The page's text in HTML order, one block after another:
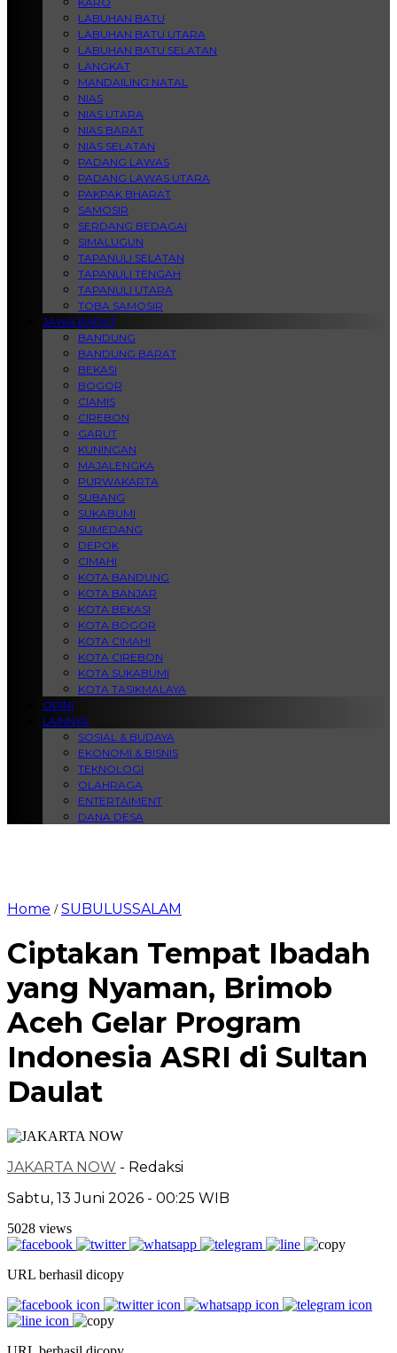
LABUHAN BATU
LABUHAN BATU UTARA
LABUHAN BATU SELATAN
LANGKAT
MANDAILING NATAL
NIAS
NIAS UTARA
NIAS BARAT
NIAS SELATAN
PADANG LAWAS
PADANG LAWAS UTARA
PAKPAK BHARAT
SAMOSIR
SERDANG BEDAGAI
SIMALUGUN
TAPANULI SELATAN
TAPANULI TENGAH
TAPANULI UTARA
TOBA SAMOSIR
JAWA BARAT
BANDUNG
BANDUNG BARAT
BEKASI
BOGOR
CIAMIS
CIREBON
GARUT
KUNINGAN
MAJALENGKA
PURWAKARTA
SUBANG
SUKABUMI
SUMEDANG
DEPOK
CIMAHI
KOTA BANDUNG
KOTA BANJAR
KOTA BEKASI
KOTA BOGOR
KOTA CIMAHI
KOTA CIREBON
KOTA SUKABUMI
KOTA TASIKMALAYA
OPINI
LAINNYA
SOSIAL & BUDAYA
EKONOMI & BISNIS
TEKNOLOGI
OLAHRAGA
ENTERTAIMENT
DANA DESA
Home /SUBULUSSALAM
Ciptakan Tempat Ibadah
yang Nyaman, Brimob
Aceh Gelar Program
Indonesia ASRI di Sultan
Daulat
JAKARTA NOW - Redaksi
Sabtu, 13 Juni 2026 - 00:25 WIB
5028 views
URL berhasil dicopy